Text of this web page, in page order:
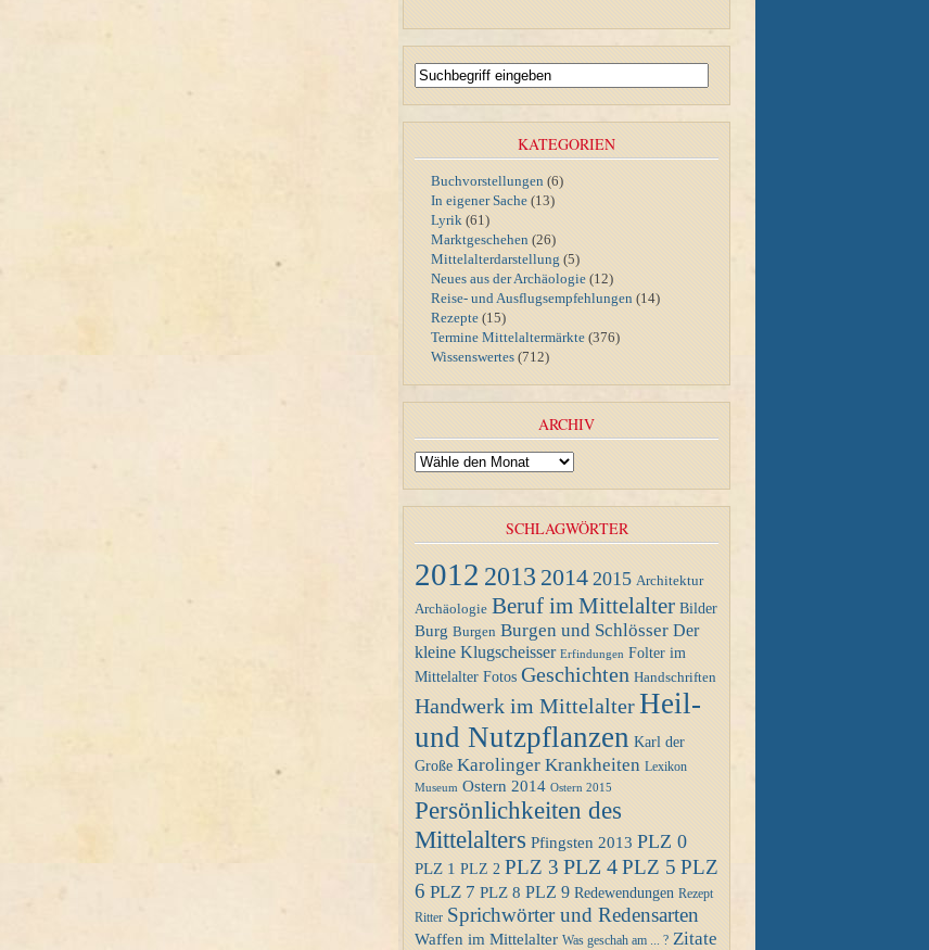
KATEGORIEN
Buchvorstellungen (6)
In eigener Sache (13)
Lyrik (61)
Marktgeschehen (26)
Mittelalterdarstellung (5)
Neues aus der Archäologie (12)
Reise- und Ausflugsempfehlungen (14)
Rezepte (15)
Termine Mittelaltermärkte (376)
Wissenswertes (712)
ARCHIV
SCHLAGWÖRTER
2012 2013 2014 2015 Architektur
Archäologie Beruf im Mittelalter Bilder
Burg Burgen Burgen und Schlösser Der
kleine Klugscheisser Erfindungen Folter im
Mittelalter Fotos Geschichten Handschriften
Handwerk im MittelalterHeil-
und Nutzpflanzen Karl der
Große Karolinger Krankheiten Lexikon
Museum Ostern 2014 Ostern 2015
Persönlichkeiten des
Mittelalters Pfingsten 2013 PLZ 0
PLZ 1 PLZ 2 PLZ 3 PLZ 4PLZ 5 PLZ
6 PLZ 7 PLZ 8 PLZ 9 Redewendungen Rezept
Ritter Sprichwörter und Redensarten
Waffen im Mittelalter Was geschah am ... ? Zitate